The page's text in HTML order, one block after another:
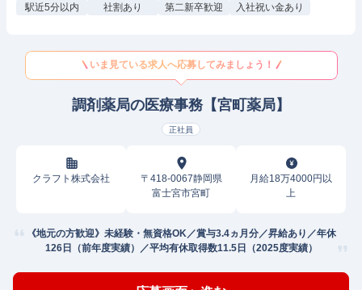
駅近5分以内
社割あり 第二新卒歓迎 入社祝い金あり
いま見ている求人へ応募してみましょう！
調剤薬局の医療事務【宮町薬局】
正社員
クラフト株式会社
〒418-0067静岡県
富士宮市宮町
月給18万4000円以
上
《地元の方歓迎》未経験・無資格OK／賞与3.4ヵ月分／昇給あり／年休
126日（前年度実績）／平均有休取得数11.5日（2025度実績）